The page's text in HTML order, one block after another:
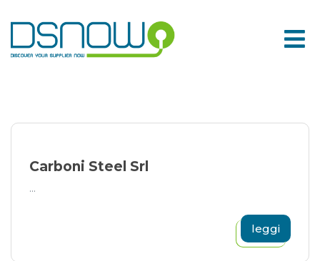
to
content
Carboni Steel Srl
...
leggi